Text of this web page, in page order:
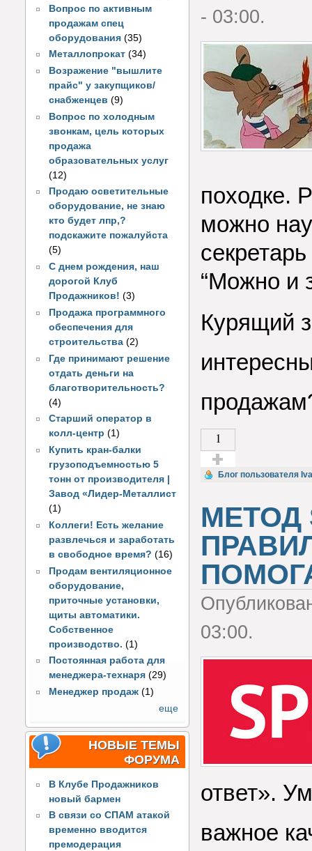
Вопрос по активным
продажам спец
оборудования (35)
Металлопрокат (34)
Возражение "вышлите
прайс" у закупщиков/
снабженцев (9)
Вопрос по холодным
звонкам, цель которых
продажа
образовательных услуг
(12)
Продаю осветительные
оборудование, не знаю
кто будет лпр,?
подскажите пожалуйста
(5)
С днем рождения, наш
дорогой Клуб
Продажников! (3)
Продажа программного
обеспечения для
строительства (2)
Где принимают решение
отдать деньги на
благотворительность?
(4)
Старший оператор в
колл-центр (1)
Купить кран-балки
грузоподъемностью 5
тонн от производителя |
Завод «Лидер-Металлист
(1)
Коллеги! Есть желание
развлечься и заработать
в свободное время? (16)
Продам вентиляционное
оборудование,
приточные установки,
щиты автоматики.
Собственное
производство. (1)
Постоянная работа для
менеджера-технаря (29)
Менеджер продаж (1)
еще
НОВЫЕ ТЕМЫ
ФОРУМА
В Клубе Продажников
новый бармен
В связи со СПАМ атакой
временно вводится
премодерация
- 03:00.
походке.
можно
“Можно и
Курящий
1
Голос за!
Блог пользователя
МЕТОД
03:00.
ответ».
важное